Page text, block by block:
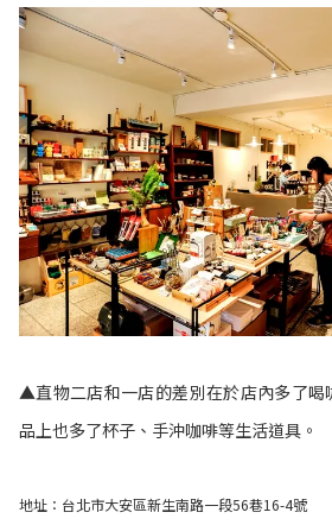
▲直物二店和一店的差別在於店內多了喝
品上也多了杯子、手沖咖啡等生活道具。
地址：台北市大安區新生南路一段56巷16-4號